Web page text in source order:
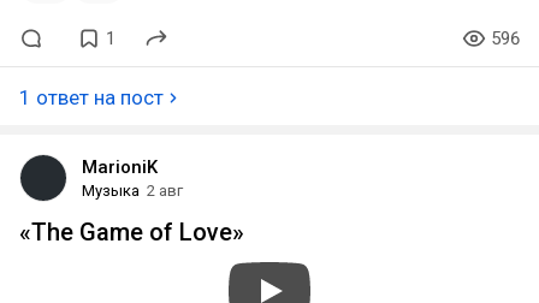
1 596
1 ответ на пост
MarioniK
Музыка 2 авг
«The Game of Love»